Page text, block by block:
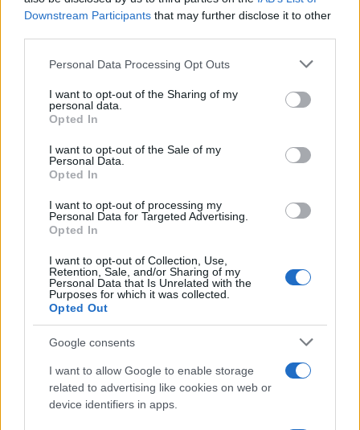
Downstream Participants that may further disclose it to other
Please note that this website/app uses one or more Google
not limited to your visit or usage behaviour. You may click to
grant or deny consent to Google and its third-party tags to
use your data for below specified purposes in below Google
consent section.
Personal Data Processing Opt Outs
I want to opt-out of the Sharing of my
personal data.
Opted In
I want to opt-out of the Sale of my
Personal Data.
Opted In
I want to opt-out of processing my
Personal Data for Targeted Advertising.
Opted In
I want to opt-out of Collection, Use,
Retention, Sale, and/or Sharing of my
Personal Data that Is Unrelated with the
Purposes for which it was collected.
Opted Out
Google consents
I want to allow Google to enable storage
related to advertising like cookies on web or
device identifiers in apps.
NECROLOGIE
Mario Malu
Paolo Pinna
I nostri cari
I nostri cari